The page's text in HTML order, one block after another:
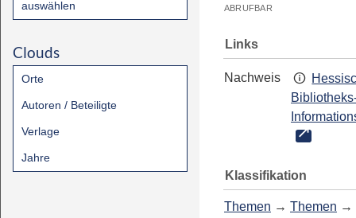
auswählen
Clouds
Orte
Autoren / Beteiligte
Verlage
Jahre
ABRUFBAR
Links
Nachweis
Klassifikation
Themen → Themen →